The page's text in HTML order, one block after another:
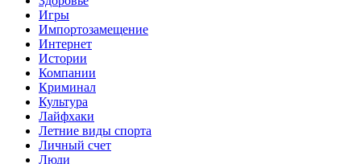
Игры
Импортозамещение
Интернет
Истории
Компании
Криминал
Культура
Лайфхаки
Летние виды спорта
Личный счет
Люди